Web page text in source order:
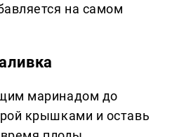
на самом
маринадом до
крышками и оставь